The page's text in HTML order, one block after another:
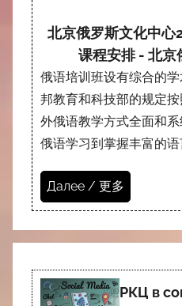
北京俄罗斯文化中心
课程安排 - 北京
俄语培训班设有综合的
邦教育和科技部的规定
外俄语教学方式全面和
俄语学习到掌握丰富的语
Далее / 更多
РКЦ в